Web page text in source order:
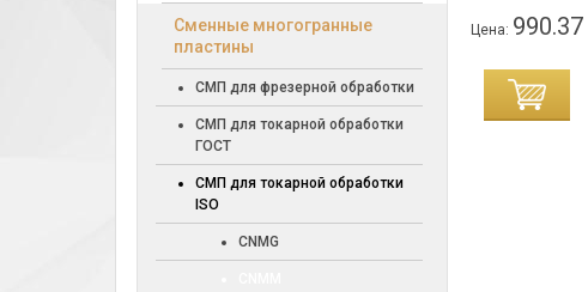
Cменные многогранные
пластины
СМП для фрезерной обработки
СМП для токарной обработки
ГОСТ
СМП для токарной обработки
ISO
CNMG
Цена: